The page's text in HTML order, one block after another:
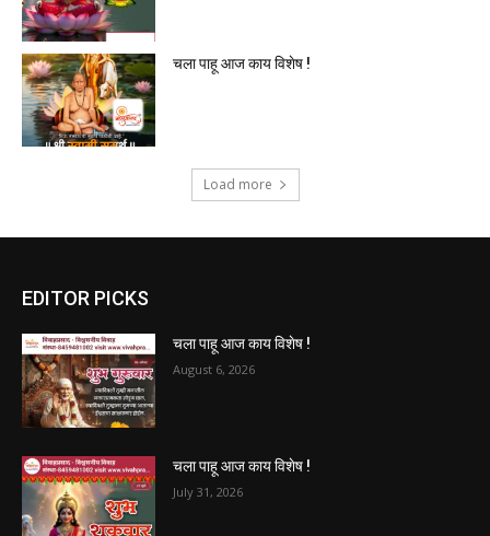
चला पाहू आज काय विशेष !
Load more
EDITOR PICKS
चला पाहू आज काय विशेष !
August 6, 2026
चला पाहू आज काय विशेष !
July 31, 2026